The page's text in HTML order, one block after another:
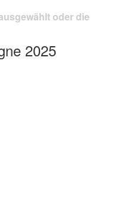
oder die
2025